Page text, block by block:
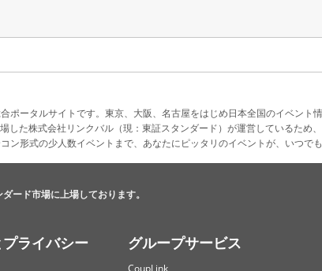
ポータルサイトです。東京、大阪、名古屋をはじめ日本全国のイベント
た株式会社リンクバル（現：東証スタンダード）が運営しているため
形式の少人数イベントまで、あなたにピッタリのイベントが、いつでも
ード市場に上場しております。
ライバシー グループサービス
CoupLink